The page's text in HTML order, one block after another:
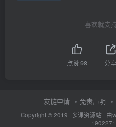
喜欢就支
点赞98 分享
友链申请 免责声明
Copyright © 2019 · 多课资源站 · 由